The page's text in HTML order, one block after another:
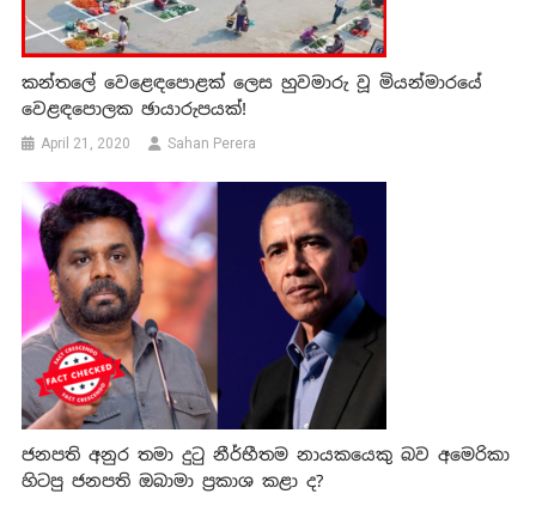
කන්තලේ වෙළෙඳපොළක් ලෙස හුවමාරු වූ මියන්මාරයේ
වෙළඳපොලක ඡායාරුපයක්!
April 21, 2020 Sahan Perera
ජනපති අනුර තමා දුටු නීර්භීතම නායකයෙකු බව අමෙරිකා
හිටපු ජනපති ඔබාමා ප්‍රකාශ කළා ද?